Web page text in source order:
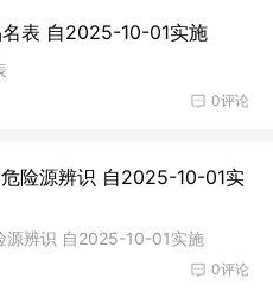
表 自2025-10-01实施
0评论
险源辨识 自2025-10-01实
源辨识 自2025-10-01实施
0评论